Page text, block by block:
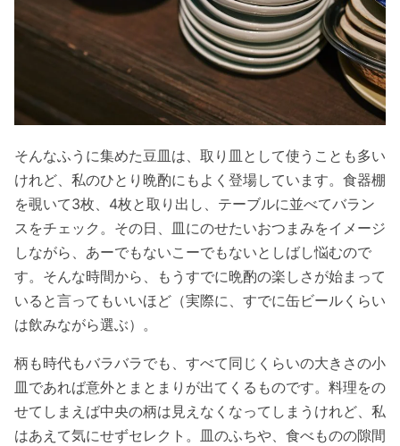
そんなふうに集めた豆皿は、取り皿として使うことも多い
けれど、私のひとり晩酌にもよく登場しています。食器棚
を覗いて3枚、4枚と取り出し、テーブルに並べてバラン
スをチェック。その日、皿にのせたいおつまみをイメージ
しながら、あーでもないこーでもないとしばし悩むので
す。そんな時間から、もうすでに晩酌の楽しさが始まって
いると言ってもいいほど（実際に、すでに缶ビールくらい
は飲みながら選ぶ）。
柄も時代もバラバラでも、すべて同じくらいの大きさの小
皿であれば意外とまとまりが出てくるものです。料理をの
せてしまえば中央の柄は見えなくなってしまうけれど、私
はあえて気にせずセレクト。皿のふちや、食べものの隙間